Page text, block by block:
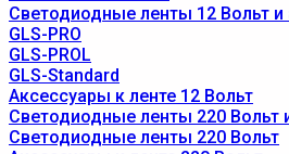
Светодиодные ленты 12 Вольт и
GLS-PRO
GLS-PROL
GLS-Standard
Аксессуары к ленте 12 Вольт
Светодиодные ленты 220 Вольт
Светодиодные ленты 220 Вольт